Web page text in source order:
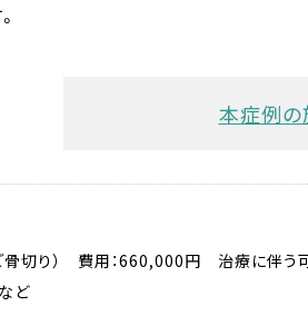
本症例の
骨切り） 費用：660,000円 治療に伴う
ど